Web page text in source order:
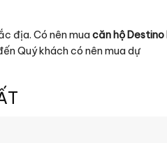
địa. Có nên muacăn hộ Destino
Quý khách có nên mua dự